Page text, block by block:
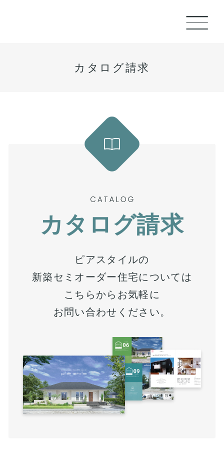
カタログ請求
カタログ請求
ピアスタイルの
新築セミオーダー住宅については
こちらからお気軽に
お問い合わせください。